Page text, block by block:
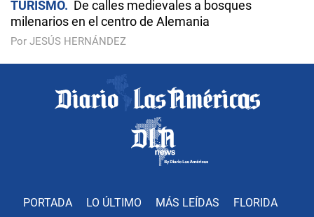
TURISMO
De calles medievales a bosques
milenarios en el centro de Alemania
Por JESÚS HERNÁNDEZ
PORTADA LO ÚLTIMO MÁS LEÍDAS FLORIDA